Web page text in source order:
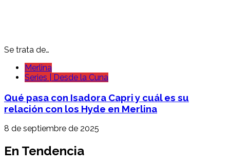
Se trata de…
Merlina
Series | Desde la Cuna
Qué pasa con Isadora Capri y cuál es su
relación con los Hyde en Merlina
8 de septiembre de 2025
En Tendencia